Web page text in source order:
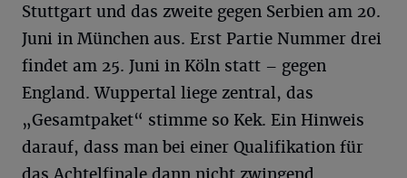
Stuttgart und das zweite gegen Serbien am 20.
Juni in München aus. Erst Partie Nummer drei
findet am 25. Juni in Köln statt – gegen
England. Wuppertal liege zentral, das
„Gesamtpaket“ stimme so Kek. Ein Hinweis
darauf, dass man bei einer Qualifikation für